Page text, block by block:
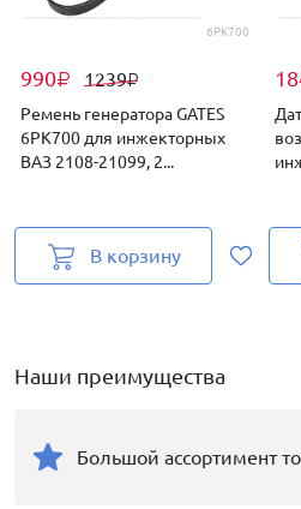
6PK700
990₽ 1239₽
Ремень генератора GATES
6PK700 для инжекторных
ВАЗ 2108-21099, 2...
В корзину
Наши преимущества
Большой ассортимент